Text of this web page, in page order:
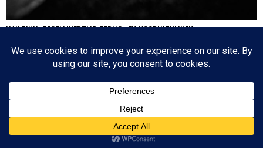
HA’AZINU: TEGELIJKERTIJD TERUG- EN VOORUITKIJKEN
oktober 2020 begonnen: de eerste parasja van het jaar. Het zijn dagen die
tegenstrijdige emoties oproepen: aan de ene kant lezen we over de laatste dagen
Since 2003 © All Rights Reserved | Foto's Robbert Baruch tenzij anders vermeld
CONTACT
BOVEN